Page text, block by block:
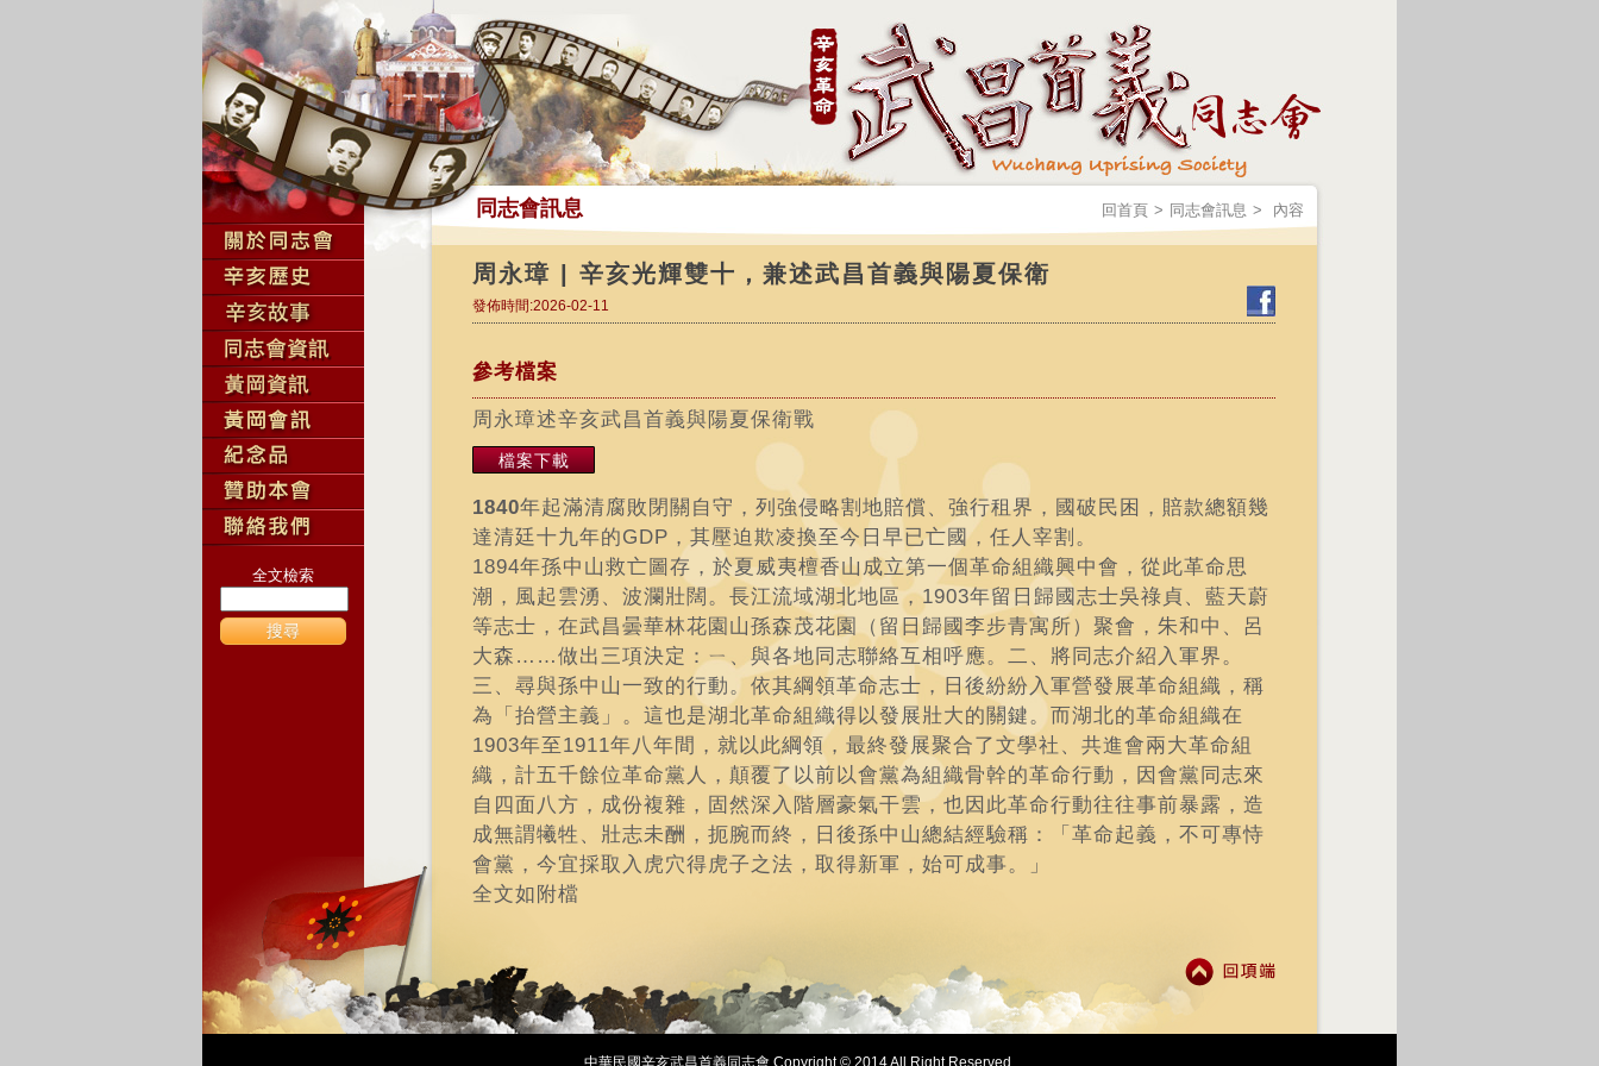
全文檢索
搜尋
同志會訊息 回首頁 > 同志會訊息 > 內容
周永璋 | 辛亥光輝雙十，兼述武昌首義與陽夏保衛
發佈時間:2026-02-11
參考檔案
周永璋述辛亥武昌首義與陽夏保衛戰
檔案下載
1840年起滿清腐敗閉關自守，列強侵略割地賠償、強行租界，國破民困，賠款總額幾
達清廷十九年的GDP，其壓迫欺凌換至今日早已亡國，任人宰割。
1894年孫中山救亡圖存，於夏威夷檀香山成立第一個革命組織興中會，從此革命思
潮，風起雲湧、波瀾壯闊。長江流域湖北地區，1903年留日歸國志士吳祿貞、藍天蔚
等志士，在武昌曇華林花園山孫森茂花園（留日歸國李步青寓所）聚會，朱和中、呂
大森……做出三項決定：ㄧ、與各地同志聯絡互相呼應。二、將同志介紹入軍界。
三、尋與孫中山一致的行動。依其綱領革命志士，日後紛紛入軍營發展革命組織，稱
為「抬營主義」。這也是湖北革命組織得以發展壯大的關鍵。而湖北的革命組織在
1903年至1911年八年間，就以此綱領，最終發展聚合了文學社、共進會兩大革命組
織，計五千餘位革命黨人，顛覆了以前以會黨為組織骨幹的革命行動，因會黨同志來
自四面八方，成份複雜，固然深入階層豪氣干雲，也因此革命行動往往事前暴露，造
成無謂犧牲、壯志未酬，扼腕而終，日後孫中山總結經驗稱：「革命起義，不可專恃
會黨，今宜採取入虎穴得虎子之法，取得新軍，始可成事。」
全文如附檔
中華民國辛亥武昌首義同志會 Copyright © 2014 All Right Reserved.